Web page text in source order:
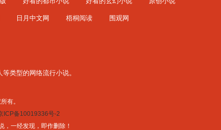
日月中文网 梧桐阅读 围观网
等类型的网络流行小说。
有。
ICP备10019336号-2
一经发现，即作删除！